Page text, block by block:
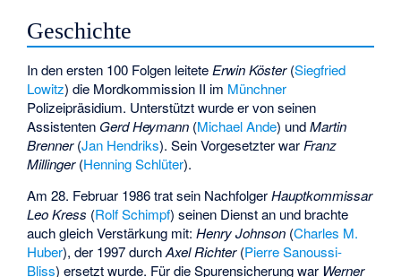
Geschichte
In den ersten 100 Folgen leitete Erwin Köster(Siegfried
Lowitz) die Mordkommission II im Münchner
Polizeipräsidium. Unterstützt wurde er von seinen
Assistenten Gerd Heymann (Michael Ande) undMartin
Brenner(Jan Hendriks). Sein Vorgesetzter war Franz
Millinger(Henning Schlüter).
Am 28. Februar 1986 trat sein NachfolgerHauptkommissar
Leo Kress (Rolf Schimpf) seinen Dienst an und brachte
auch gleich Verstärkung mit:Henry Johnson (Charles M.
Huber), der 1997 durchAxel Richter(Pierre Sanoussi-
Bliss) ersetzt wurde. Für die Spurensicherung war Werner